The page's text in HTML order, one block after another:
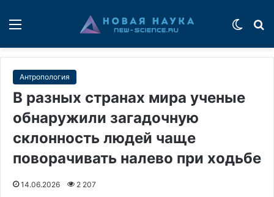
Антропология
В разных странах мира ученые
обнаружили загадочную
склонность людей чаще
поворачивать налево при ходьбе
14.06.2026 2 207